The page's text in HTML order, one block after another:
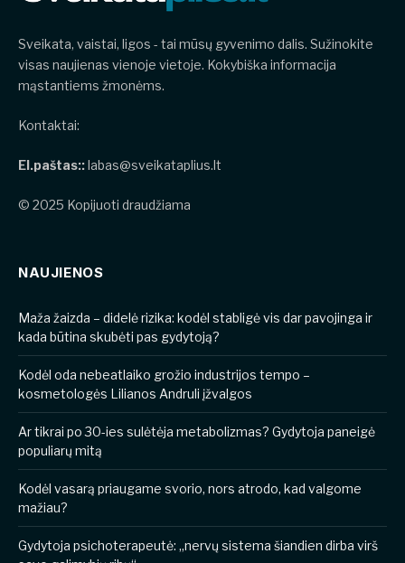
Sveikata, vaistai, ligos - tai mūsų gyvenimo dalis. Sužinokite
visas naujienas vienoje vietoje. Kokybiška informacija
mąstantiems žmonėms.
Kontaktai:
El.paštas::labas@sveikataplius.lt
© 2025 Kopijuoti draudžiama
NAUJIENOS
​​Maža žaizda – didelė rizika: kodėl stabligė vis dar pavojinga ir
kada būtina skubėti pas gydytoją?
Kodėl oda nebeatlaiko grožio industrijos tempo –
kosmetologės Lilianos Andruli įžvalgos
Ar tikrai po 30-ies sulėtėja metabolizmas? Gydytoja paneigė
populiarų mitą
Kodėl vasarą priaugame svorio, nors atrodo, kad valgome
mažiau?
Gydytoja psichoterapeutė: „nervų sistema šiandien dirba virš